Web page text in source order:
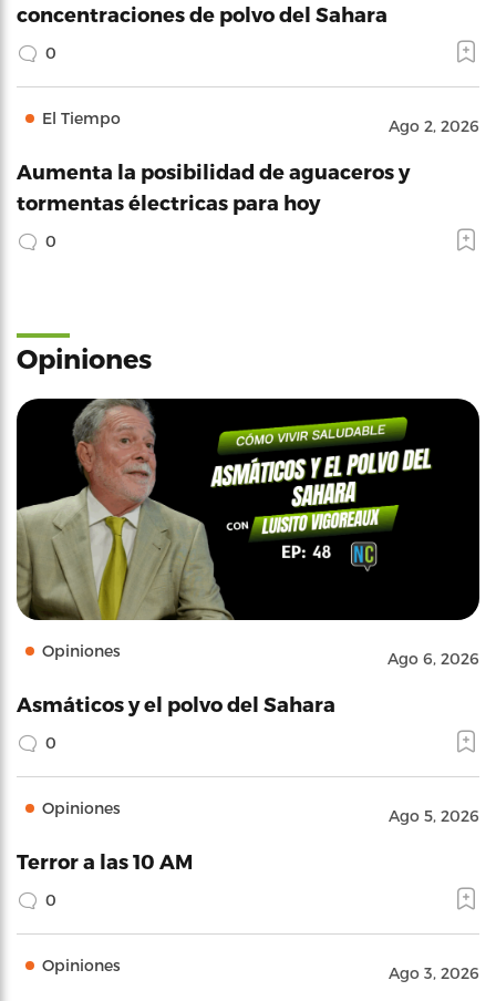
concentraciones de polvo del Sahara
0
El Tiempo Ago 2, 2026
Aumenta la posibilidad de aguaceros y
tormentas électricas para hoy
0
Opiniones
Opiniones Ago 6, 2026
Asmáticos y el polvo del Sahara
0
Opiniones Ago 5, 2026
Terror a las 10 AM
0
Opiniones Ago 3, 2026